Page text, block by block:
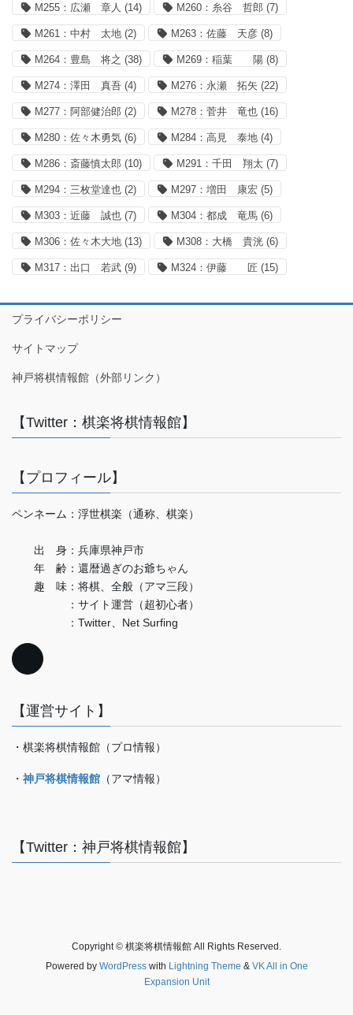
M255：広瀬 章人 (14) M260：糸谷 哲郎 (7)
M261：中村 太地 (2) M263：佐藤 天彦 (8)
M264：豊島 将之 (38) M269：稲葉 陽 (8)
M274：澤田 真吾 (4) M276：永瀬 拓矢 (22)
M277：阿部健治郎 (2) M278：菅井 竜也 (16)
M280：佐々木勇気 (6) M284：高見 泰地 (4)
M286：斎藤慎太郎 (10) M291：千田 翔太 (7)
M294：三枚堂達也 (2) M297：増田 康宏 (5)
M303：近藤 誠也 (7) M304：都成 竜馬 (6)
M306：佐々木大地 (13) M308：大橋 貴洸 (6)
M317：出口 若武 (9) M324：伊藤 匠 (15)
プライバシーポリシー
サイトマップ
神戸将棋情報館（外部リンク）
【Twitter：棋楽将棋情報館】
【プロフィール】
ペンネーム：浮世棋楽（通称、棋楽）
出 身：兵庫県神戸市
年 齢：還暦過ぎのお爺ちゃん
趣 味：将棋、全般（アマ三段）
：サイト運営（超初心者）
：Twitter、Net Surfing
【運営サイト】
・棋楽将棋情報館（プロ情報）
・ 神戸将棋情報館 （アマ情報）
【Twitter：神戸将棋情報館】
Copyright © 棋楽将棋情報館 All Rights Reserved.
Powered by WordPresswith Lightning Theme & VK All in One
Expansion Unit